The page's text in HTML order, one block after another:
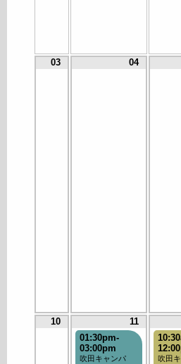
03 04
10
11
01:30pm-
03:00pm
吹田キャンパ
吹田